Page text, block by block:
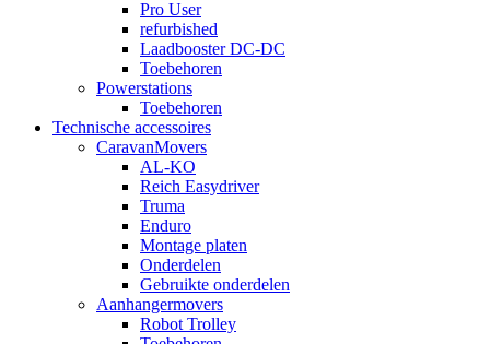
Pro User
refurbished
Laadbooster DC-DC
Toebehoren
Powerstations
Toebehoren
Technische accessoires
CaravanMovers
AL-KO
Reich Easydriver
Truma
Enduro
Montage platen
Onderdelen
Gebruikte onderdelen
Aanhangermovers
Robot Trolley